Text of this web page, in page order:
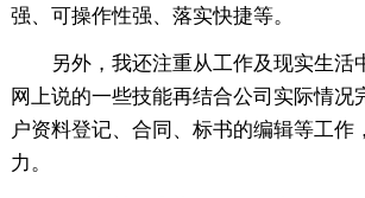
强、可操作性强、落实快捷等。
另外，我还注重从工作及现实生活
网上说的一些技能再结合公司实际情况
户资料登记、合同、标书的编辑等工作
力。